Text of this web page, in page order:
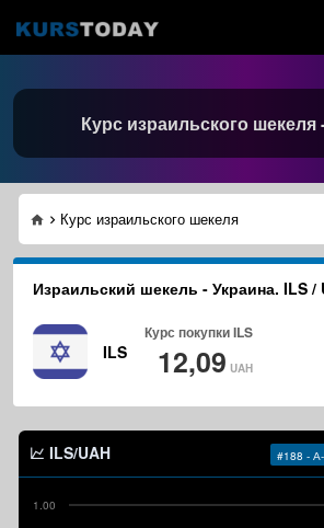
Курс израильского шекеля
Курс израильского шекеля
Израильский шекель - Украина. ILS /
ILS
Курс покупкиILS
12,09 UAH
ILS/UAH
1.00